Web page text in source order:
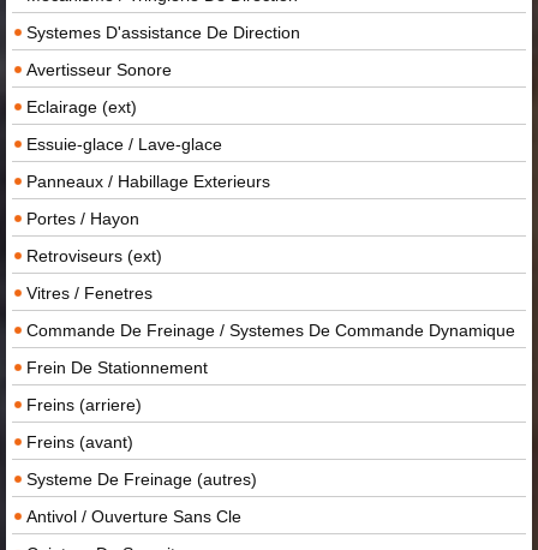
Systemes D'assistance De Direction
Avertisseur Sonore
Eclairage (ext)
Essuie-glace / Lave-glace
Panneaux / Habillage Exterieurs
Portes / Hayon
Retroviseurs (ext)
Vitres / Fenetres
Commande De Freinage / Systemes De Commande Dynamique
Frein De Stationnement
Freins (arriere)
Freins (avant)
Systeme De Freinage (autres)
Antivol / Ouverture Sans Cle